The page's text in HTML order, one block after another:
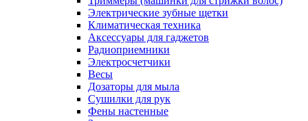
Электрические зубные щетки
Климатическая техника
Аксессуары для гаджетов
Радиоприемники
Электросчетчики
Весы
Дозаторы для мыла
Сушилки для рук
Фены настенные